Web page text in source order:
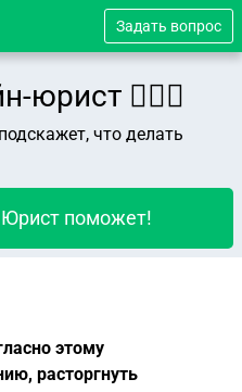
Задать вопрос
👨🏻‍⚖️
что делать
Юрист поможет!
этому
расторгнуть